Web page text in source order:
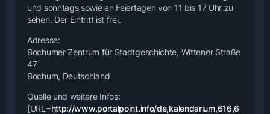
und sonntags sowie an Feiertagen von 11 bis 17 Uhr zu
sehen. Der Eintritt ist frei.
Adresse:
Bochumer Zentrum für Stadtgeschichte, Wittener Straße
47
Bochum, Deutschland
Quelle und weitere Infos:
[URL=http://www.portalpoint.info/de,kalendarium,616,6